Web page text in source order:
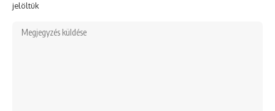
jelöltük